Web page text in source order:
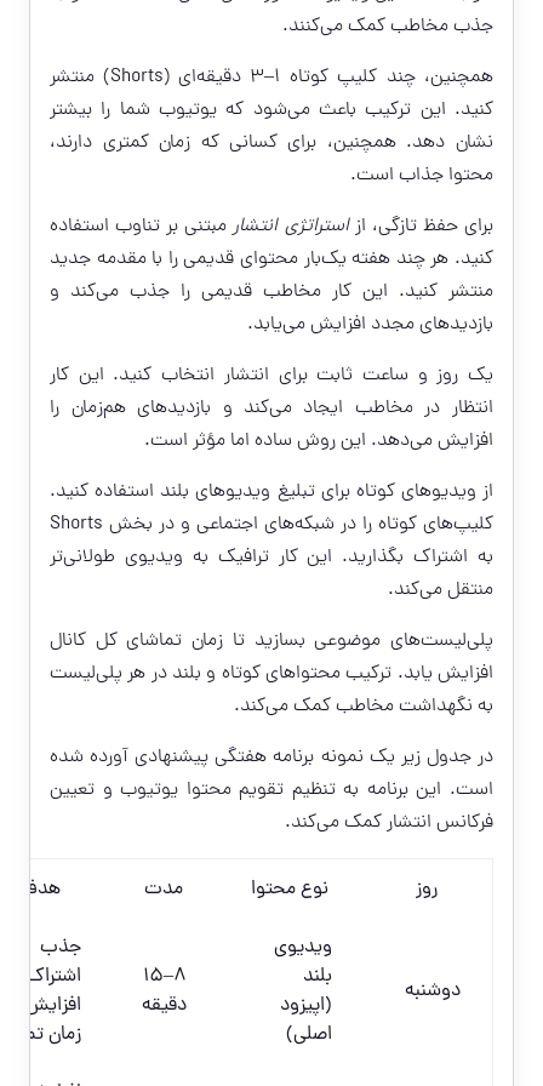
جذب مخاطب کمک می‌کنند.
همچنین، چند کلیپ کوتاه ۱–۳ دقیقه‌ای (Shorts) منتشر
کنید. این ترکیب باعث می‌شود که یوتیوب شما را بیشتر
نشان دهد. همچنین، برای کسانی که زمان کمتری دارند،
محتوا جذاب است.
برای حفظ تازگی، ازاستراتژی انتشارمبتنی بر تناوب استفاده
کنید. هر چند هفته یک‌بار محتوای قدیمی را با مقدمه جدید
منتشر کنید. این کار مخاطب قدیمی را جذب می‌کند و
بازدیدهای مجدد افزایش می‌یابد.
یک روز و ساعت ثابت برای انتشار انتخاب کنید. این کار
انتظار در مخاطب ایجاد می‌کند و بازدیدهای هم‌زمان را
افزایش می‌دهد. این روش ساده اما مؤثر است.
از ویدیوهای کوتاه برای تبلیغ ویدیوهای بلند استفاده کنید.
کلیپ‌های کوتاه را در شبکه‌های اجتماعی و در بخش Shorts
به اشتراک بگذارید. این کار ترافیک به ویدیوی طولانی‌تر
منتقل می‌کند.
پلی‌لیست‌های موضوعی بسازید تا زمان تماشای کل کانال
افزایش یابد. ترکیب محتواهای کوتاه و بلند در هر پلی‌لیست
به نگهداشت مخاطب کمک می‌کند.
در جدول زیر یک نمونه برنامه هفتگی پیشنهادی آورده شده
است. این برنامه به تنظیم تقویم محتوا یوتیوب و تعیین
فرکانس انتشار کمک می‌کند.
روز نوع محتوا مدت هدف
دوشنبه
ویدیوی
بلند
(اپیزود
اصلی)
۸–۱۵
دقیقه
جذب
اشتراک و
افزایش
زمان تماشا